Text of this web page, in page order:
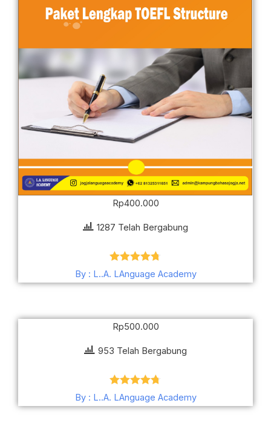
Rp400.000
1287 Telah Bergabung
Dinilai4.72
dari 5
By : L..A. LAnguage Academy
Rp500.000
953 Telah Bergabung
Dinilai4.68
dari 5
By : L..A. LAnguage Academy